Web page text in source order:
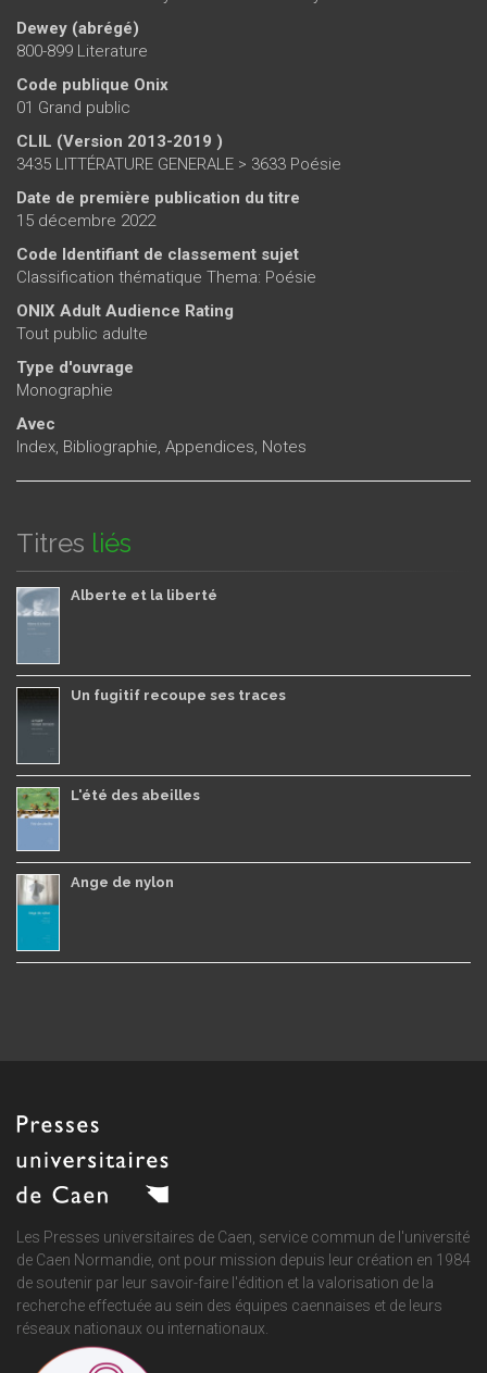
Dewey (abrégé)
800-899 Literature
Code publique Onix
01 Grand public
CLIL (Version 2013-2019 )
3435 LITTÉRATURE GENERALE > 3633 Poésie
Date de première publication du titre
15 décembre 2022
Code Identifiant de classement sujet
Classification thématique Thema: Poésie
ONIX Adult Audience Rating
Tout public adulte
Type d'ouvrage
Monographie
Avec
Index, Bibliographie, Appendices, Notes
Titres liés
Alberte et la liberté
Un fugitif recoupe ses traces
L'été des abeilles
Ange de nylon
Les Presses universitaires de Caen, service commun de l'université
de Caen Normandie , ont pour mission depuis leur création en 1984
de soutenir par leur savoir-faire l'édition et la valorisation de la
recherche effectuée au sein des équipes caennaises et de leurs
réseaux nationaux ou internationaux.